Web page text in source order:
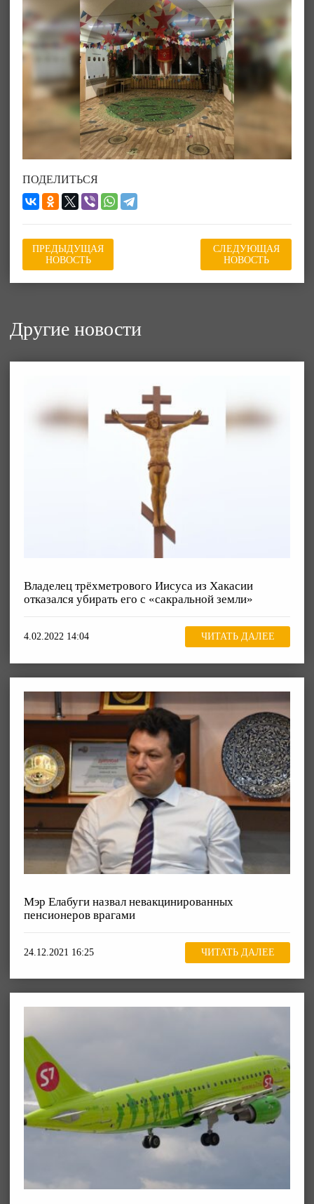
ПОДЕЛИТЬСЯ
ПРЕДЫДУЩАЯ
НОВОСТЬ
СЛЕДУЮЩАЯ
НОВОСТЬ
Другие новости
Владелец трёхметрового Иисуса из Хакасии
отказался убирать его с «сакральной земли»
4.02.2022 14:04 ЧИТАТЬ ДАЛЕЕ
Мэр Елабуги назвал невакцинированных
пенсионеров врагами
24.12.2021 16:25 ЧИТАТЬ ДАЛЕЕ